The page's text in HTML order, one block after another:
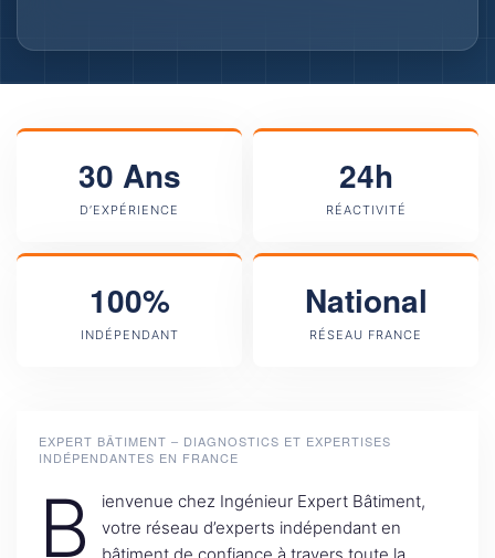
30 Ans
D’EXPÉRIENCE
24h
RÉACTIVITÉ
100%
INDÉPENDANT
National
RÉSEAU FRANCE
EXPERT BÂTIMENT – DIAGNOSTICS ET EXPERTISES
INDÉPENDANTES EN FRANCE
B
ienvenue chez Ingénieur Expert Bâtiment,
votre réseau d’experts indépendant en